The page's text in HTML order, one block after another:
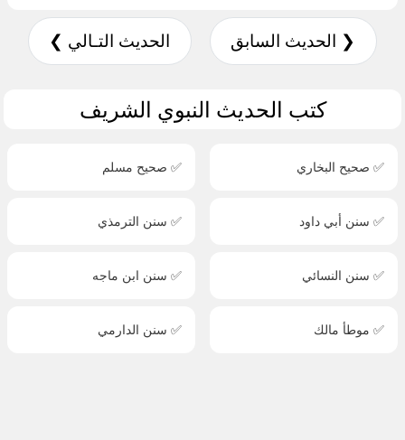
❮ الحديث السابق الحديث التـالي ❯
كتب الحديث النبوي الشريف
✅ صحيح البخاري ✅ صحيح مسلم
✅ سنن أبي داود ✅ سنن الترمذي
✅ سنن النسائي ✅ سنن ابن ماجه
✅ موطأ مالك ✅ سنن الدارمي